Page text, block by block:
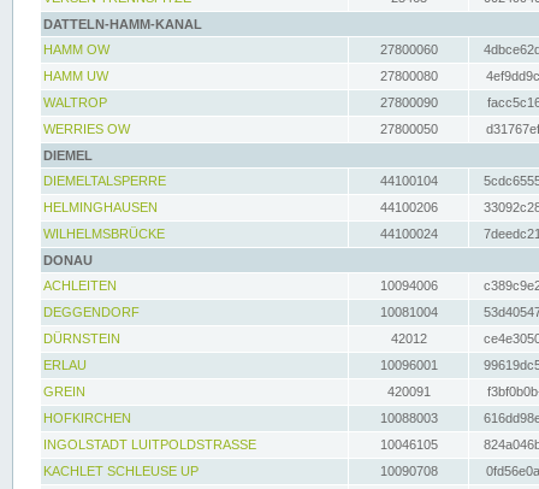
DATTELN-HAMM-KANAL
HAMM OW
27800060
HAMM UW
27800080
WALTROP
27800090
WERRIES OW
27800050
DIEMEL
DIEMELTALSPERRE
44100104
HELMINGHAUSEN
44100206
WILHELMSBRÜCKE
44100024
DONAU
ACHLEITEN
10094006
DEGGENDORF
10081004
DÜRNSTEIN
42012
ERLAU
10096001
GREIN
420091
HOFKIRCHEN
10088003
INGOLSTADT LUITPOLDSTRASSE
10046105
KACHLET SCHLEUSE UP
10090708